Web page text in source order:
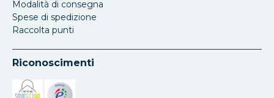
Modalità di consegna
Spese di spedizione
Raccolta punti
Riconoscimenti